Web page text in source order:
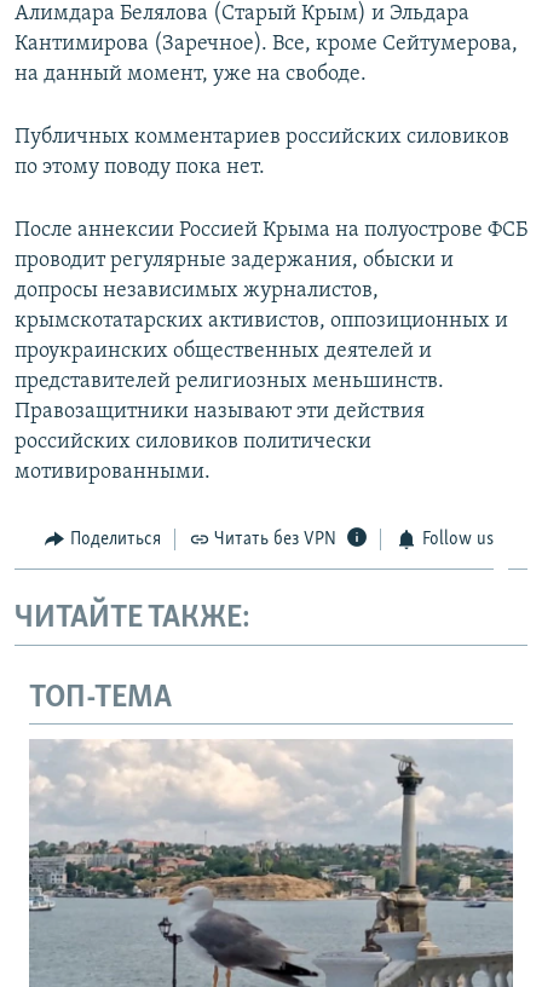
Алимдара Белялова (Старый Крым) и Эльдара
Кантимирова (Заречное). Все, кроме Сейтумерова,
на данный момент, уже на свободе.
Публичных комментариев российских силовиков
по этому поводу пока нет.
После аннексии Россией Крыма на полуострове ФСБ
проводит регулярные задержания, обыски и
допросы независимых журналистов,
крымскотатарских активистов, оппозиционных и
проукраинских общественных деятелей и
представителей религиозных меньшинств.
Правозащитники называют эти действия
российских силовиков политически
мотивированными.
Поделиться Читать без VPN Follow us
ЧИТАЙТЕ ТАКЖЕ:
ТОП-ТЕМА